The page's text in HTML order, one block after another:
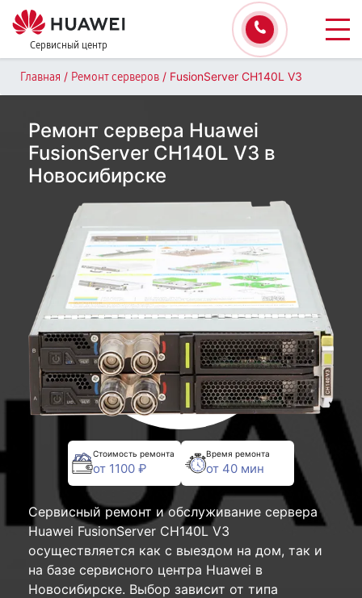
Сервисный центр
Главная / Ремонт серверов / FusionServer CH140L V3
Ремонт сервера Huawei
FusionServer CH140L V3 в
Новосибирске
Стоимость ремонта
от 1100 ₽
Время ремонта
от 40 мин
Сервисный ремонт и обслуживание сервера
Huawei FusionServer CH140L V3
осуществляется как с выездом на дом, так и
на базе сервисного центра Huawei в
Новосибирске. Выбор зависит от типа